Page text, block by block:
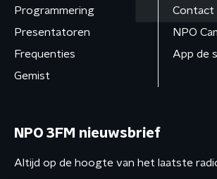
Programmering
Presentatoren
Frequenties
Gemist
Contact
NPO
App de
NPO 3FM nieuwsbrief
Altijd op de hoogte van het laatste